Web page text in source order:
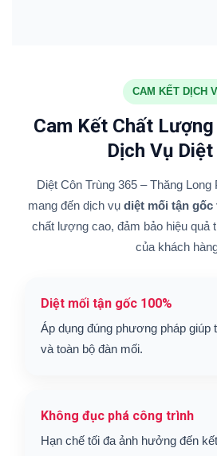
CAM KẾT DỊCH
Cam Kết Chất
Dịch Vụ
Diệt Côn Trùng 365 – Thăng
mang đến dịch vụ diệt mối tận gốc
chất lượng cao, đảm bảo hiệu quả
của khách
Diệt mối tận gốc 100%
Áp dụng đúng phương pháp giúp
và toàn bộ đàn mối.
Không đục phá công trình
Hạn chế tối đa ảnh hưởng đến